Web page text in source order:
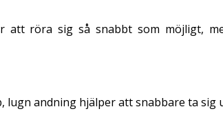
röra sig så snabbt som möjligt,
lugn andning hjälper att snabbare ta sig